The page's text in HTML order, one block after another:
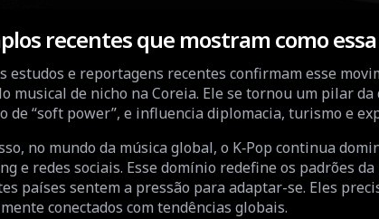
recentes que mostram como
estudos e reportagens recentes confirmam esse
musical de nicho na Coreia. Ele se tornou um pilar
de “soft power”, e influencia diplomacia, turismo e
no mundo da música global, o K‑Pop continua
e redes sociais. Esse domínio redefine os padrões
países sentem a pressão para adaptar-se. Eles
conectados com tendências globais.